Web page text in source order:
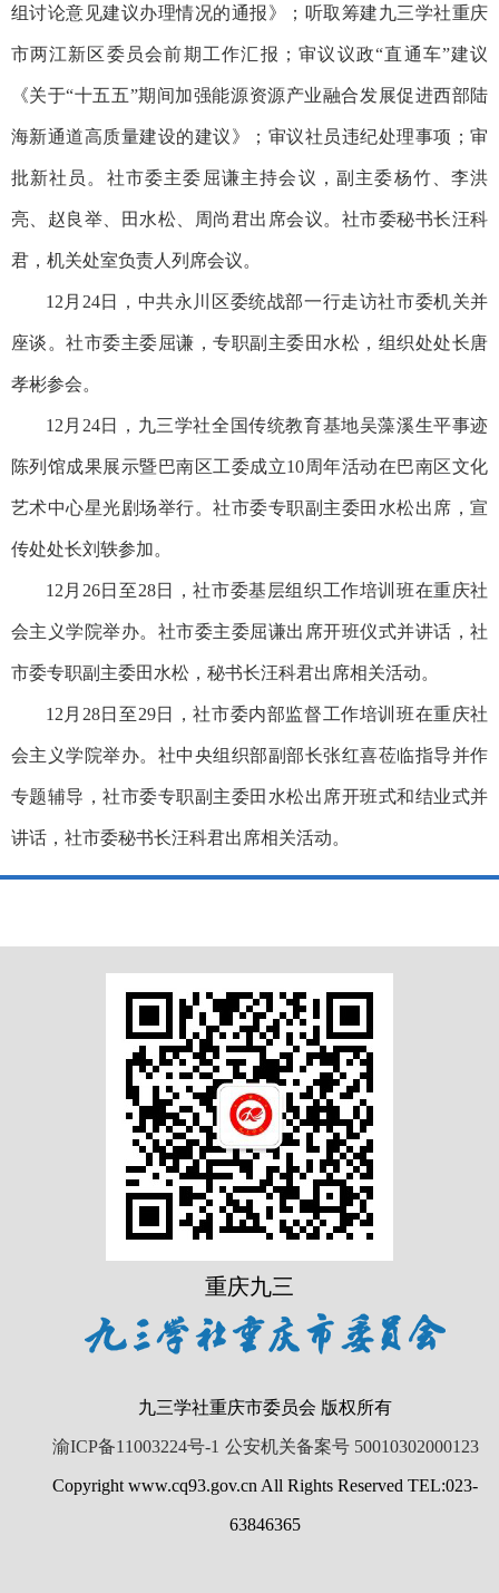
组讨论意见建议办理情况的通报》；听取筹建九三学社重庆
市两江新区委员会前期工作汇报；审议议政“直通车”建议
《关于“十五五”期间加强能源资源产业融合发展促进西部陆
海新通道高质量建设的建议》；审议社员违纪处理事项；审
批新社员。社市委主委屈谦主持会议，副主委杨竹、李洪
亮、赵良举、田水松、周尚君出席会议。社市委秘书长汪科
君，机关处室负责人列席会议。
12月24日，中共永川区委统战部一行走访社市委机关并
座谈。社市委主委屈谦，专职副主委田水松，组织处处长唐
孝彬参会。
12月24日，九三学社全国传统教育基地吴藻溪生平事迹
陈列馆成果展示暨巴南区工委成立10周年活动在巴南区文化
艺术中心星光剧场举行。社市委专职副主委田水松出席，宣
传处处长刘轶参加。
12月26日至28日，社市委基层组织工作培训班在重庆社
会主义学院举办。社市委主委屈谦出席开班仪式并讲话，社
市委专职副主委田水松，秘书长汪科君出席相关活动。
12月28日至29日，社市委内部监督工作培训班在重庆社
会主义学院举办。社中央组织部副部长张红喜莅临指导并作
专题辅导，社市委专职副主委田水松出席开班式和结业式并
讲话，社市委秘书长汪科君出席相关活动。
重庆九三
九三学社重庆市委员会 版权所有
渝ICP备11003224号-1 公安机关备案号 50010302000123
Copyright www.cq93.gov.cn All Rights Reserved TEL:023-
63846365